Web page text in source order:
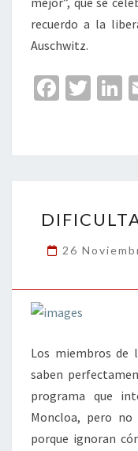
recuerdo a la
Auschwitz.
Fa
o
o
k
T
er
n
26
Los miembros de
saben
programa que
Moncloa, pero
porque ignoran